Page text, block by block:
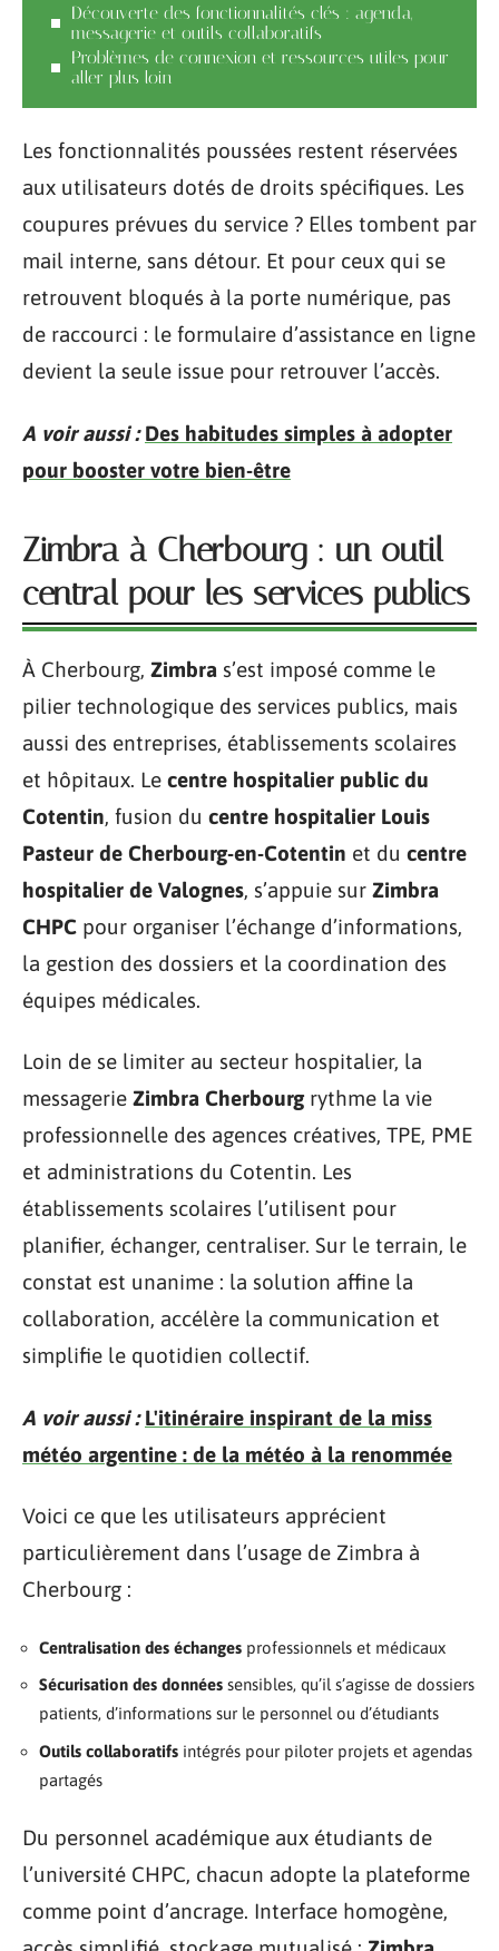
Découverte des fonctionnalités clés : agenda,
messagerie et outils collaboratifs
Problèmes de connexion et ressources utiles pour
aller plus loin
Les fonctionnalités poussées restent réservées
aux utilisateurs dotés de droits spécifiques. Les
coupures prévues du service ? Elles tombent par
mail interne, sans détour. Et pour ceux qui se
retrouvent bloqués à la porte numérique, pas
de raccourci : le formulaire d’assistance en ligne
devient la seule issue pour retrouver l’accès.
A voir aussi : Des habitudes simples à adopter
pour booster votre bien-être
Zimbra à Cherbourg : un outil
central pour les services publics
À Cherbourg, Zimbra s’est imposé comme le
pilier technologique des services publics, mais
aussi des entreprises, établissements scolaires
et hôpitaux. Le centre hospitalier public du
Cotentin, fusion du centre hospitalier Louis
Pasteur de Cherbourg-en-Cotentin et du centre
hospitalier de Valognes, s’appuie sur Zimbra
CHPC pour organiser l’échange d’informations,
la gestion des dossiers et la coordination des
équipes médicales.
Loin de se limiter au secteur hospitalier, la
messagerie Zimbra Cherbourgrythme la vie
professionnelle des agences créatives, TPE, PME
et administrations du Cotentin. Les
établissements scolaires l’utilisent pour
planifier, échanger, centraliser. Sur le terrain, le
constat est unanime : la solution affine la
collaboration, accélère la communication et
simplifie le quotidien collectif.
A voir aussi : L'itinéraire inspirant de la miss
météo argentine : de la météo à la renommée
Voici ce que les utilisateurs apprécient
particulièrement dans l’usage de Zimbra à
Cherbourg :
Centralisation des échanges professionnels et médicaux
Sécurisation des données sensibles, qu’il s’agisse de dossiers
patients, d’informations sur le personnel ou d’étudiants
Outils collaboratifs intégrés pour piloter projets et agendas
partagés
Du personnel académique aux étudiants de
l’université CHPC, chacun adopte la plateforme
comme point d’ancrage. Interface homogène,